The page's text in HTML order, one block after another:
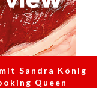
Sandra König
Queen